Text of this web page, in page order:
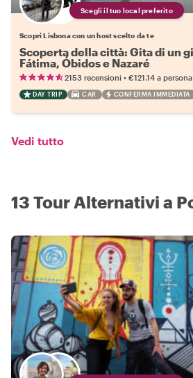
Scegli il tuo local preferito
Scopri Lisbona con un host scelto da te
Scoperta della città: Gita di un
Fátima, Óbidos e Nazaré
2153 recensioni • €121.14 a persona
DAY TRIP CAR CONFERMA IMMEDIATA
Vedi tutto
13 Tour Alternativi a